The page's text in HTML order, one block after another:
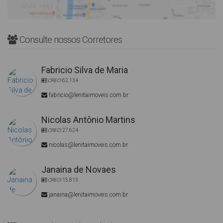
Consulte nossos Corretores
Fabricio Silva de Maria
CRECI62.134
fabricio@lenitaimoveis.com.br
Nicolas Antônio Martins
CRECI27.624
nicolas@lenitaimoveis.com.br
Janaina de Novaes
CRECI15.813
janaina@lenitaimoveis.com.br